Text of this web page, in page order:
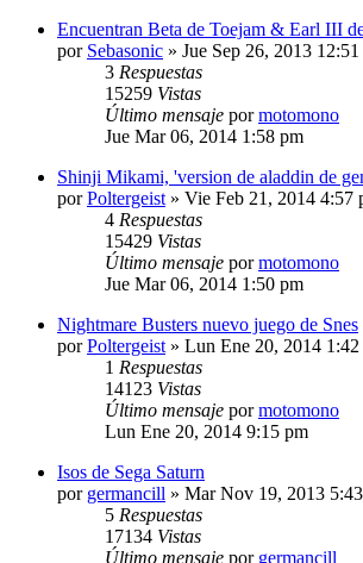
Encuentran Beta de Toejam & Earl III
por Sebasonic » Jue Sep 26, 2013 12:51
3 Respuestas
15259 Vistas
Último mensaje pormotomono
Jue Mar 06, 2014 1:58 pm
Shinji Mikami, 'version de aladdin de
porPoltergeist » Vie Feb 21, 2014 4:57
4 Respuestas
15429 Vistas
Último mensaje pormotomono
Jue Mar 06, 2014 1:50 pm
Nightmare Busters nuevo juego de Snes
porPoltergeist » Lun Ene 20, 2014 1:42
1 Respuestas
14123 Vistas
Último mensaje pormotomono
Lun Ene 20, 2014 9:15 pm
Isos de Sega Saturn
por germancill » Mar Nov 19, 2013
5 Respuestas
17134 Vistas
Último mensaje por germancill